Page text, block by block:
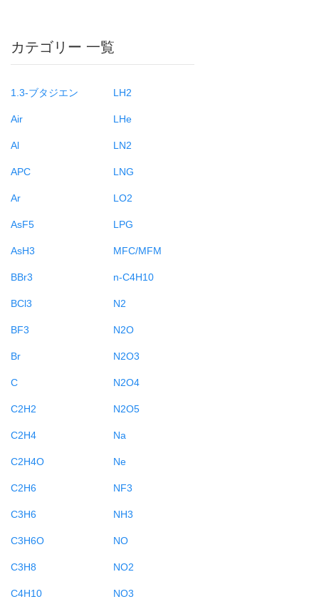
カテゴリー 一覧
1.3-ブタジエン
Air
Al
APC
Ar
AsF5
AsH3
BBr3
BCl3
BF3
Br
C
C2H2
C2H4
C2H4O
C2H6
C3H6
C3H6O
C3H8
C4H10
LH2
LHe
LN2
LNG
LO2
LPG
MFC/MFM
n-C4H10
N2
N2O
N2O3
N2O4
N2O5
Na
Ne
NF3
NH3
NO
NO2
NO3